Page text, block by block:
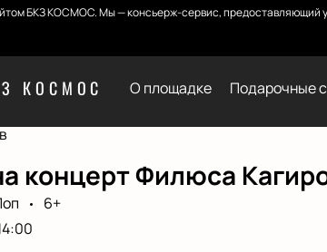
БКЗ КОСМОС. Мы — консьерж-сервис, предоставляющий
КОСМОС О площадке Подарочные
концерт Филюса
6+